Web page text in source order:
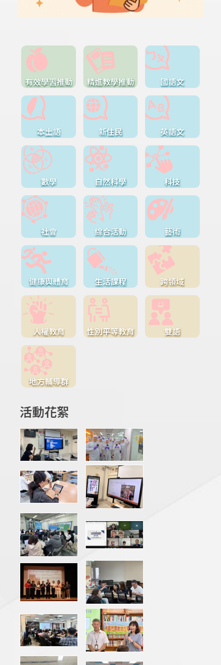
有效學習推動 精進教學推動 國語文
本土語 新住民 英語文
數學 自然科學 科技
社會 綜合活動 藝術
健康與體育 生活課程 跨領域
人權教育 性別平等教育 雙語
地方輔導群
活動花絮